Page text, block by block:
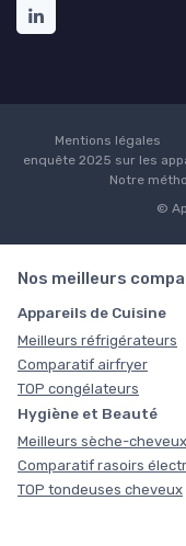
Mentions légales
enquête 2025 sur les
Notre
©
Nos meilleurs
Appareils de Cuisine
Meilleurs réfrigérateurs
Comparatif airfryer
TOP congélateurs
Hygiène et Beauté
Meilleurs sèche-cheveux
Comparatif rasoirs
TOP tondeuses cheveux